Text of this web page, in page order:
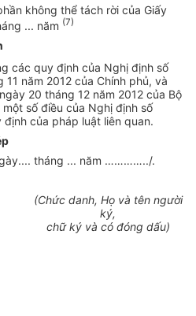
không thể tách rời của Giấy
... năm (7)
các quy định của Nghị định số
11 năm 2012 của Chính phủ, và
ngày 20 tháng 12 năm 2012 của Bộ
số điều của Nghị định số
của pháp luật liên quan.
tháng ... năm …………../.
(Chức danh, Họ và tên người
ký,
chữ ký và có đóng dấu)